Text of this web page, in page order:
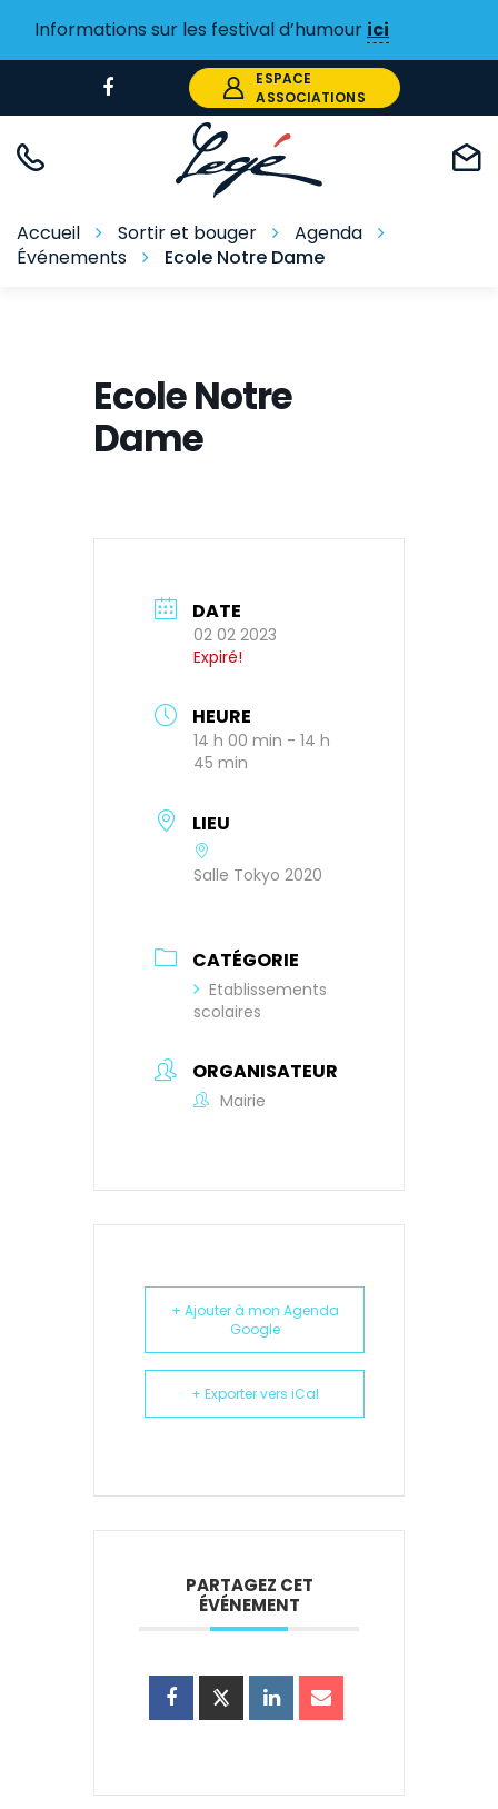
Informations sur les festival d’humour ici
vers
Facebook
ESPACE
ASSOCIATIONS
Accueil Sortir et bouger
Agenda
Événements
Ecole Notre Dame
Ecole Notre
Dame
DATE
02 02 2023
Expiré!
HEURE
14 h 00 min - 14 h
45 min
LIEU
Salle Tokyo 2020
CATÉGORIE
Etablissements
scolaires
ORGANISATEUR
Mairie
+ Ajouter à mon Agenda
Google
+ Exporter vers iCal
PARTAGEZ CET
ÉVÉNEMENT